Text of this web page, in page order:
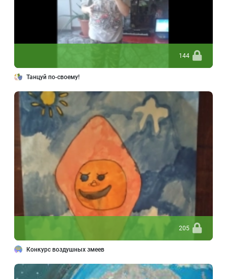
144
Танцуй по-своему!
205
Конкурс воздушных змеев